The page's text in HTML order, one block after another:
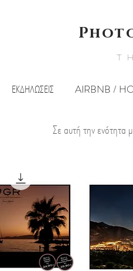
ΕΚΔΗΛΩΣΕΙΣ AIRBNB /
Σε αυτή την ενότητα